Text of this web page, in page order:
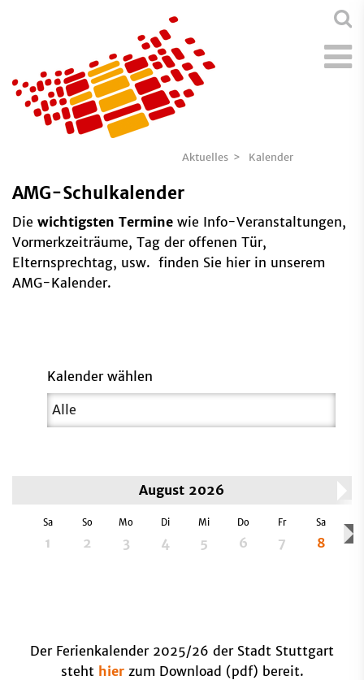
Aktuelles Kalender
AMG-Schulkalender
Die wichtigsten Termine wie Info-Veranstaltungen,
Vormerkzeiträume, Tag der offenen Tür,
Elternsprechtag, usw. finden Sie hier in unserem
AMG-Kalender.
Kalender wählen
August 2026
Sa
1
So
2
Mo
3
Di
4
Mi
5
Do
6
Fr
7
Sa
8
Der Ferienkalender 2025/26 der Stadt Stuttgart
steht hierzum Download (pdf) bereit.